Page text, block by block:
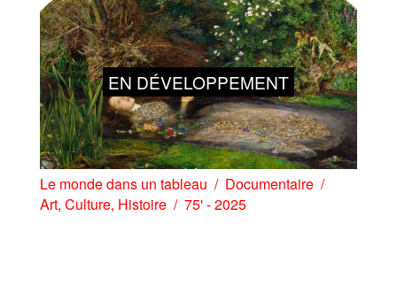
EN DÉVELOPPEMENT
Le monde dans un tableau
Documentaire
Art, Culture, Histoire 75' - 2025